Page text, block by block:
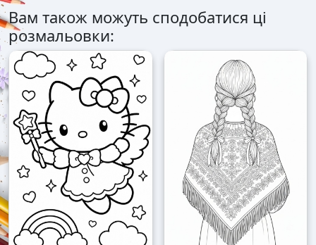
Вам також можуть сподобатися ці
розмальовки: